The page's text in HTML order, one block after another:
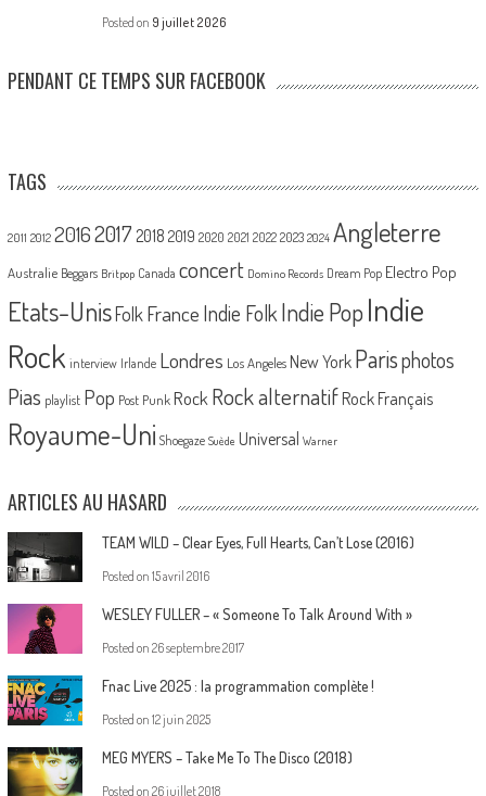
Posted on 9 juillet 2026
PENDANT CE TEMPS SUR FACEBOOK
TAGS
2011 2012 20162017 2018 2019 2020 2021 2022 2023 2024 Angleterre
Australie Beggars Britpop Canada concert Domino Records Dream Pop Electro Pop
Etats-UnisFolk France Indie FolkIndie PopIndie
Rock interview Irlande Londres Los Angeles New York Parisphotos
Pias playlist Pop Post Punk Rock Rock alternatif Rock Français
Royaume-Uni Shoegaze Suède Universal Warner
ARTICLES AU HASARD
TEAM WILD – Clear Eyes, Full Hearts, Can’t Lose (2016)
Posted on 15 avril 2016
WESLEY FULLER – « Someone To Talk Around With »
Posted on 26 septembre 2017
Fnac Live 2025 : la programmation complète !
Posted on 12 juin 2025
MEG MYERS – Take Me To The Disco (2018)
Posted on 26 juillet 2018